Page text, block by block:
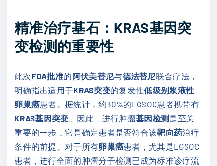
精准治疗基石：KRAS基因突
变检测的重要性
此次FDA批准的阿伏美替尼与德法替尼联合疗法，
明确指出适用于KRAS突变的复发性低级别浆液性
卵巢癌患者。据统计，约30%的LGSOC患者携带有
KRAS基因突变。因此，进行肿瘤基因检测 是至关
重要的一步，它是确定患者是否符合该靶向药治疗
条件的前提。对于所有卵巢癌患者，尤其是LGSOC
患者，进行全面的肿瘤分子检测已成为标准诊疗流